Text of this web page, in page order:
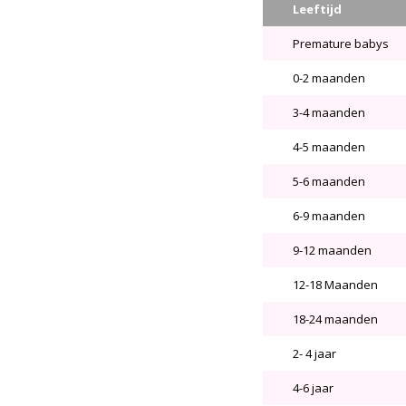
Leeftijd
Premature babys
0-2 maanden
3-4 maanden
4-5 maanden
5-6 maanden
6-9 maanden
9-12 maanden
12-18 Maanden
18-24 maanden
2- 4 jaar
4-6 jaar